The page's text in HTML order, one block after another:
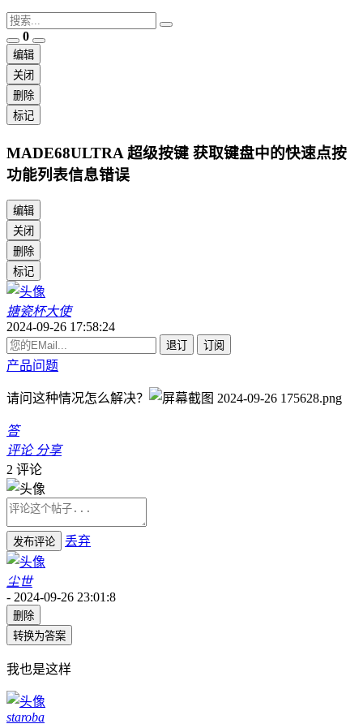
0
编辑
关闭
删除
标记
MADE68ULTRA 超级按键 获取键盘中的快速点按
功能列表信息错误
编辑
关闭
删除
标记
搪瓷杯大使
2024-09-26 17:58:24
退订 订阅
产品问题
请问这种情况怎么解决？
答
评论 分享
2 评论
发布评论 丢弃
尘世
- 2024-09-26 23:01:8
删除
转换为答案
我也是这样
staroba